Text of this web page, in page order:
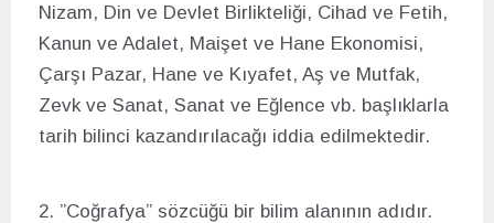
Nizam, Din ve Devlet Birlikteliği, Cihad ve Fetih,
Kanun ve Adalet, Maişet ve Hane Ekonomisi,
Çarşı Pazar, Hane ve Kıyafet, Aş ve Mutfak,
Zevk ve Sanat, Sanat ve Eğlence vb. başlıklarla
tarih bilinci kazandırılacağı iddia edilmektedir.
2. ”Coğrafya” sözcüğü bir bilim alanının adıdır.